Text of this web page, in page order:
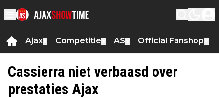
Ajax Competitie AS Official Fanshop
Cassierra niet verbaasd over
prestaties Ajax